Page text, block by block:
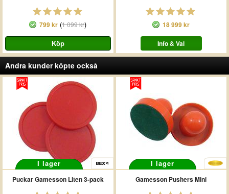
799 kr (1 099 kr) 18 999 kr
Info & Val
Andra kunder köpte också
I lager
Puckar Gamesson Liten 3-pack
I lager
Gamesson Pushers Mini